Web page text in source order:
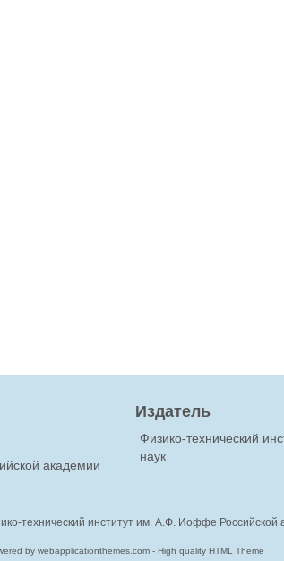
академии
Издатель
Физико-технический
наук
технический институт им. А.Ф. Иоффе Российской
by webapplicationthemes.com - High quality HTML Theme